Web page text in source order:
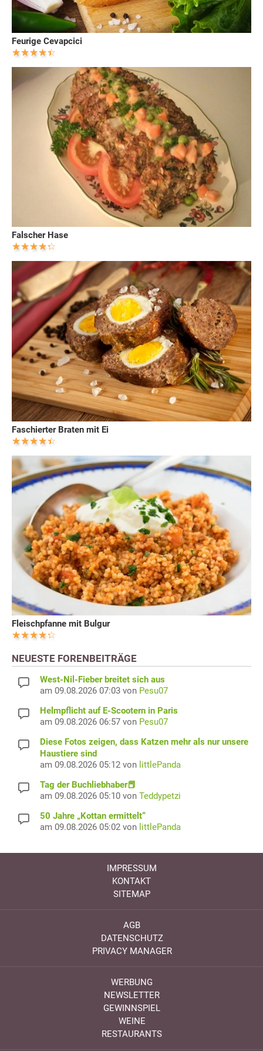
Feurige Cevapcici
Falscher Hase
Faschierter Braten mit Ei
Fleischpfanne mit Bulgur
NEUESTE FORENBEITRÄGE
West-Nil-Fieber breitet sich aus
am 09.08.2026 07:03 von Pesu07
Helmpflicht auf E-Scootern in Paris
am 09.08.2026 06:57 von Pesu07
Diese Fotos zeigen, dass Katzen mehr als nur unsere
Haustiere sind
am 09.08.2026 05:12 von littlePanda
Tag der Buchliebhaber📕
am 09.08.2026 05:10 von Teddypetzi
50 Jahre „Kottan ermittelt“
am 09.08.2026 05:02 von littlePanda
IMPRESSUM
KONTAKT
SITEMAP
AGB
DATENSCHUTZ
PRIVACY MANAGER
WERBUNG
NEWSLETTER
GEWINNSPIEL
WEINE
RESTAURANTS